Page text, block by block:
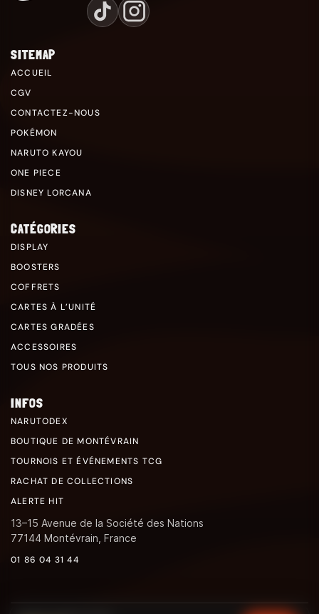
SITEMAP
ACCUEIL
CGV
CONTACTEZ-NOUS
POKÉMON
NARUTO KAYOU
ONE PIECE
DISNEY LORCANA
CATÉGORIES
DISPLAY
BOOSTERS
COFFRETS
CARTES À L’UNITÉ
CARTES GRADÉES
ACCESSOIRES
TOUS NOS PRODUITS
INFOS
NARUTODEX
BOUTIQUE DE MONTÉVRAIN
TOURNOIS ET ÉVÉNEMENTS TCG
RACHAT DE COLLECTIONS
ALERTE HIT
13–15 Avenue de la Société des Nations
77144 Montévrain, France
01 86 04 31 44